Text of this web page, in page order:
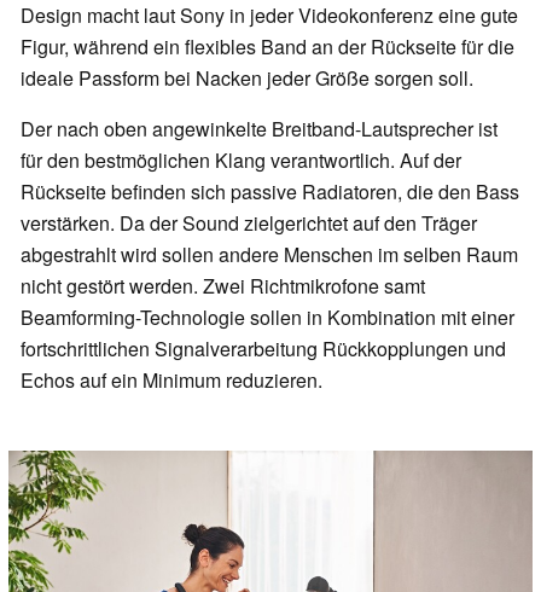
Design macht laut Sony in jeder Videokonferenz eine gute
Figur, während ein flexibles Band an der Rückseite für die
ideale Passform bei Nacken jeder Größe sorgen soll.
Der nach oben angewinkelte Breitband-Lautsprecher ist
für den bestmöglichen Klang verantwortlich. Auf der
Rückseite befinden sich passive Radiatoren, die den Bass
verstärken. Da der Sound zielgerichtet auf den Träger
abgestrahlt wird sollen andere Menschen im selben Raum
nicht gestört werden. Zwei Richtmikrofone samt
Beamforming-Technologie sollen in Kombination mit einer
fortschrittlichen Signalverarbeitung Rückkopplungen und
Echos auf ein Minimum reduzieren.